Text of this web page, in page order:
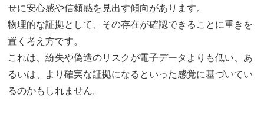
せに安心感や信頼感を見出す傾向があります。
物理的な証拠として、その存在が確認できることに重きを
置く考え方です。
これは、紛失や偽造のリスクが電子データよりも低い、あ
るいは、より確実な証拠になるといった感覚に基づいてい
るのかもしれません。